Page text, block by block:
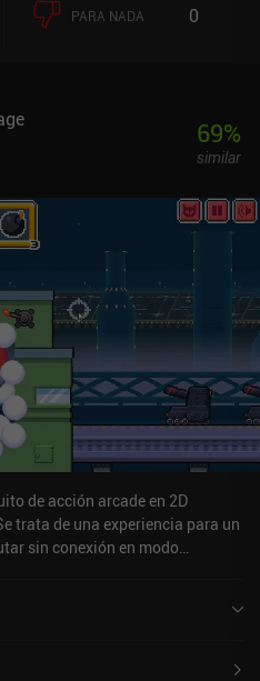
PARA NADA 0
69%
similar
de acción arcade en 2D
trata de una experiencia para un
sin conexión en modo